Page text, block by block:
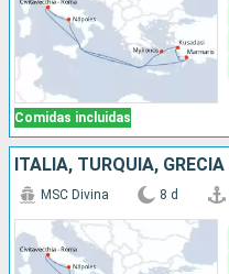
Comidas incluidas
ITALIA, TURQUÍA, GRECIA
MSC Divina 8 d